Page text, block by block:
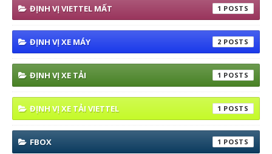
ĐỊNH VỊ VIETTEL MẤT 1
ĐỊNH VỊ XE MÁY 2
ĐỊNH VỊ XE TẢI 1
ĐỊNH VỊ XE TẢI VIETTEL 1
FBOX 1